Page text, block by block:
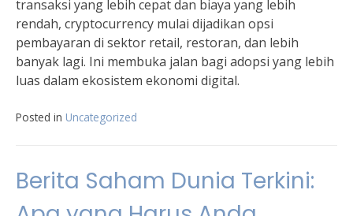
transaksi yang lebih cepat dan biaya yang lebih
rendah, cryptocurrency mulai dijadikan opsi
pembayaran di sektor retail, restoran, dan lebih
banyak lagi. Ini membuka jalan bagi adopsi yang lebih
luas dalam ekosistem ekonomi digital.
Posted in Uncategorized
Berita Saham Dunia Terkini: